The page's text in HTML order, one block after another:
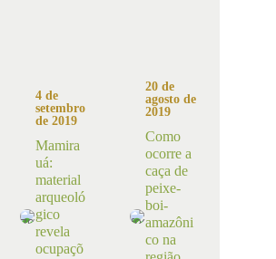
4 de
setembro
de 2019
Mamira
uá:
material
arqueoló
gico
revela
ocupaçõ
20 de
agosto de
2019
Como
ocorre a
caça de
peixe-
boi-
amazôni
co na